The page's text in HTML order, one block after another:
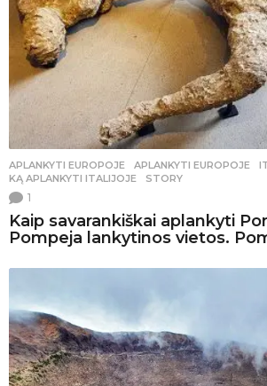
APLANKYTI EUROPOJE APLANKYTI EUROPOJE ,
KĄ APLANKYTI ITALIJOJE
,STORY
1
Kaip savarankiškai aplankyti
Pompeja lankytinos vietos.